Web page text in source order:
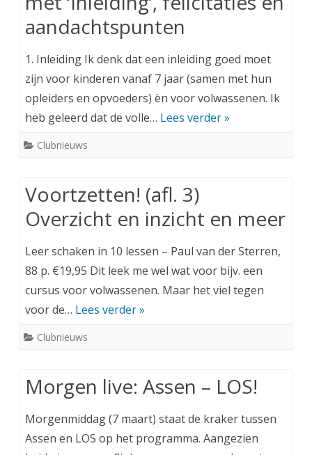
aandachtspunten
1. Inleiding Ik denk dat een inleiding goed moet
zijn voor kinderen vanaf 7 jaar (samen met hun
opleiders en opvoeders) èn voor volwassenen. Ik
heb geleerd dat de volle… Lees verder »
Clubnieuws
Voortzetten! (afl. 3)
Overzicht en inzicht en meer
Leer schaken in 10 lessen – Paul van der Sterren,
88 p. €19,95 Dit leek me wel wat voor bijv. een
cursus voor volwassenen. Maar het viel tegen
voor de… Lees verder »
Clubnieuws
Morgen live: Assen – LOS!
Morgenmiddag (7 maart) staat de kraker tussen
Assen en LOS op het programma. Aangezien